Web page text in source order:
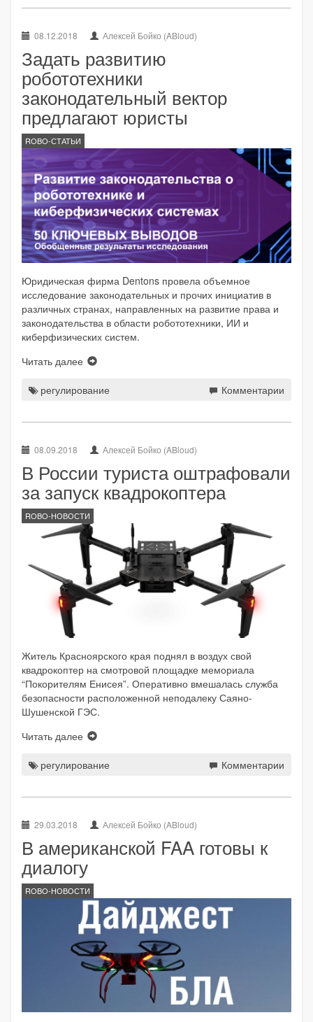
08.12.2018 Алексей Бойко (ABloud)
Задать развитию
робототехники
законодательный вектор
предлагают юристы
ROBO-СТАТЬИ
Юридическая фирма Dentons провела объемное
исследование законодательных и прочих инициатив в
различных странах, направленных на развитие права и
законодательства в области робототехники, ИИ и
киберфизических систем.
Читать далее
регулирование Комментарии
08.09.2018 Алексей Бойко (ABloud)
В России туриста оштрафовали
за запуск квадрокоптера
ROBO-НОВОСТИ
Житель Красноярского края поднял в воздух свой
квадрокоптер на смотровой площадке мемориала
“Покорителям Енисея”. Оперативно вмешалась служба
безопасности расположенной неподалеку Саяно-
Шушенской ГЭС.
Читать далее
регулирование Комментарии
29.03.2018 Алексей Бойко (ABloud)
В американской FAA готовы к
диалогу
ROBO-НОВОСТИ